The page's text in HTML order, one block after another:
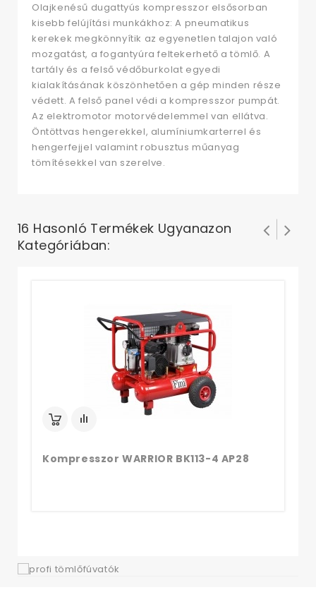
Olajkenésű dugattyús kompresszor elsősorban
kisebb felújítási munkákhoz: A pneumatikus
kerekek megkönnyítik az egyenetlen talajon való
mozgatást, a fogantyúra feltekerhető a tömlő. A
tartály és a felső védőburkolat egyedi
kialakításának köszönhetően a gép minden része
védett. A felső panel védi a kompresszor pumpát.
Az elektromotor motorvédelemmel van ellátva.
Öntöttvas hengerekkel, alumíniumkarterrel és
hengerfejjel valamint robusztus műanyag
tömítésekkel van szerelve.
16 Hasonló Termékek Ugyanazon
Kategóriában:
Kompresszor WARRIOR BK113-4 AP28